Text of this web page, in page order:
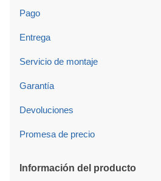
Pago
Entrega
Servicio de montaje
Garantía
Devoluciones
Promesa de precio
Información del producto